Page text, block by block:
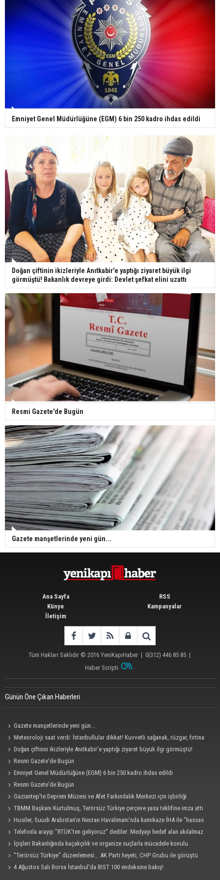
yaptı
Gazze'deki Sağlık Bakanlığı duyurdu: Vahşetin
pençesinde 2 salgın vaka tespit edildi
Emniyet Genel Müdürlüğüne (EGM) 6 bin 250 kadro ihdas edildi
Doğan çiftinin ikizleriyle Anıtkabir'e yaptığı ziyaret büyük ilgi
görmüştü! Bakanlık devreye girdi: Devlet şefkat elini uzattı
Resmi Gazete'de Bugün
Gazete manşetlerinde yeni gün...
Ana Sayfa
Künye
İletişim
RSS
Kampanyalar
Tüm Hakları Saklıdır © 2016 YeniKapıHaber| 0(312) 446 85 85|
Haber Scripti
Günün Öne Çıkan Haberleri
Gazete manşetlerinde yeni gün...
Meteoroloji saat verdi: İstanbullular dikkat! Kuvvetli sağanak, rüzgar, fırtına
geliyor... Tedbirinizi alın
Doğan çiftinin ikizleriyle Anıtkabir'e yaptığı ziyaret büyük ilgi görmüştü!
Bakanlık devreye girdi: Devlet şefkat elini uzattı
Resmi Gazete'de Bugün
Emniyet Genel Müdürlüğüne (EGM) 6 bin 250 kadro ihdas edildi
Resmi Gazete'de Bugün
Gaziantep'te Deprem Müzesi ve Afet Farkındalık Merkezi için işbirliği
protokolü imzalandı
TBMM Başkanı Kurtulmuş, Terörsüz Türkiye çerçeve yasa teklifine imza attı
Husiler, Suudi Arabistan'ın Necran Havalimanı'nda kamikaze İHA ile "hassas
bir hedefi" vurduklarını açıkladı
Telefonla arayıp "RTÜK'ten geliyoruz" dediler: Medyayı hedef alan akılalmaz
tuzak ifşa oldu
İçişleri Bakanlığında kaçakçılık ve organize suçlarla mücadele konulu
güvenlik toplantısı yapıldı
"Terörsüz Türkiye" düzenlemesi... AK Parti heyeti, CHP Grubu ile görüştü
4 Ağustos Salı Borsa İstanbul'da BIST 100 endeksine bakış!